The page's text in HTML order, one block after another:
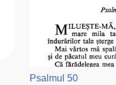
Psalmul 50